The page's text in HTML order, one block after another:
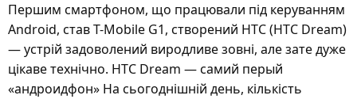
Першим смартфоном, що працювали під керуванням
Android, став T-Mobile G1, створений HTC (HTC Dream)
— устрій задоволений виродливе зовні, але зате дуже
цікаве технічно. HTC Dream — самий перый
«андроидфон» На сьогоднішній день, кількість